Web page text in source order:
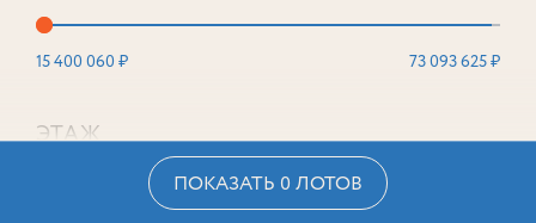
15 400 060 ₽ 73 093 625 ₽
ЭТАЖ
ПОКАЗАТЬ 0 ЛОТОВ